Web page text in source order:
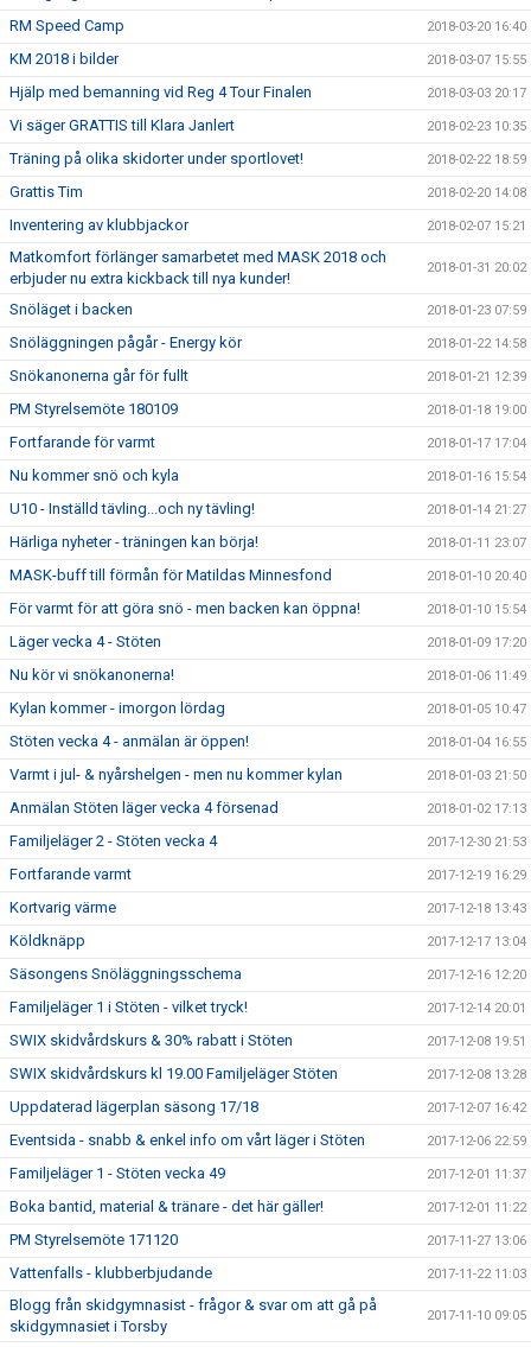
RM Speed Camp 2018-03-20 16:40
KM 2018 i bilder 2018-03-07 15:55
Hjälp med bemanning vid Reg 4 Tour Finalen 2018-03-03 20:17
Vi säger GRATTIS till Klara Janlert 2018-02-23 10:35
Träning på olika skidorter under sportlovet! 2018-02-22 18:59
Grattis Tim 2018-02-20 14:08
Inventering av klubbjackor 2018-02-07 15:21
Matkomfort förlänger samarbetet med MASK 2018 och
erbjuder nu extra kickback till nya kunder!
2018-01-31 20:02
Snöläget i backen 2018-01-23 07:59
Snöläggningen pågår - Energy kör 2018-01-22 14:58
Snökanonerna går för fullt 2018-01-21 12:39
PM Styrelsemöte 180109 2018-01-18 19:00
Fortfarande för varmt 2018-01-17 17:04
Nu kommer snö och kyla 2018-01-16 15:54
U10 - Inställd tävling...och ny tävling! 2018-01-14 21:27
Härliga nyheter - träningen kan börja! 2018-01-11 23:07
MASK-buff till förmån för Matildas Minnesfond 2018-01-10 20:40
För varmt för att göra snö - men backen kan öppna! 2018-01-10 15:54
Läger vecka 4 - Stöten 2018-01-09 17:20
Nu kör vi snökanonerna! 2018-01-06 11:49
Kylan kommer - imorgon lördag 2018-01-05 10:47
Stöten vecka 4 - anmälan är öppen! 2018-01-04 16:55
Varmt i jul- & nyårshelgen - men nu kommer kylan 2018-01-03 21:50
Anmälan Stöten läger vecka 4 försenad 2018-01-02 17:13
Familjeläger 2 - Stöten vecka 4 2017-12-30 21:53
Fortfarande varmt 2017-12-19 16:29
Kortvarig värme 2017-12-18 13:43
Köldknäpp 2017-12-17 13:04
Säsongens Snöläggningsschema 2017-12-16 12:20
Familjeläger 1 i Stöten - vilket tryck! 2017-12-14 20:01
SWIX skidvårdskurs & 30% rabatt i Stöten 2017-12-08 19:51
SWIX skidvårdskurs kl 19.00 Familjeläger Stöten 2017-12-08 13:28
Uppdaterad lägerplan säsong 17/18 2017-12-07 16:42
Eventsida - snabb & enkel info om vårt läger i Stöten 2017-12-06 22:59
Familjeläger 1 - Stöten vecka 49 2017-12-01 11:37
Boka bantid, material & tränare - det här gäller! 2017-12-01 11:22
PM Styrelsemöte 171120 2017-11-27 13:06
Vattenfalls - klubberbjudande 2017-11-22 11:03
Blogg från skidgymnasist - frågor & svar om att gå på
skidgymnasiet i Torsby
2017-11-10 09:05